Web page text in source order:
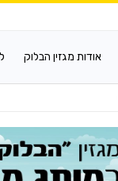
אודות מגזין הבלוק